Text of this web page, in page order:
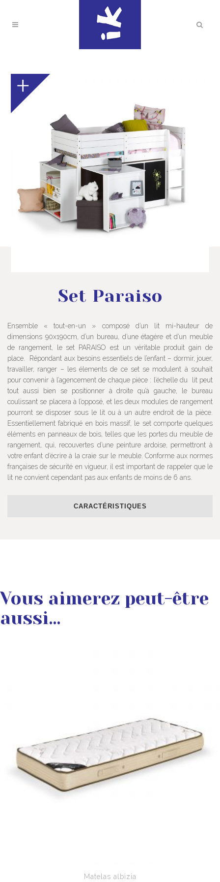
Set Paraiso
Ensemble « tout-en-un » composé d’un lit mi-hauteur de
dimensions 90x190cm, d’un bureau, d’une étagère et d’un meuble
de rangement, le set PARAISO est un véritable produit gain de
place. Répondant aux besoins essentiels de l’enfant – dormir, jouer,
travailler, ranger – les élements de ce set se modulent à souhait
pour convenir à l’agencement de chaque pièce : l’échelle du lit peut
tout aussi bien se positionner à droite qu’à gauche, le bureau
coulissant se placera à l’opposé, et les deux modules de rangement
pourront se disposer sous le lit ou à un autre endroit de la pièce.
Essentiellement fabriqué en bois massif, le set comporte quelques
éléments en panneaux de bois, telles que les portes du meuble de
rangement, qui, recouvertes d’une peinture ardoise, permettront à
votre enfant d’écrire à la craie sur le meuble. Conforme aux normes
françaises de sécurité en vigueur, il est important de rappeler que le
lit ne convient cependant pas aux enfants de moins de 6 ans.
CARACTÉRISTIQUES
Vous aimerez peut-être
aussi…
Matelas albizia